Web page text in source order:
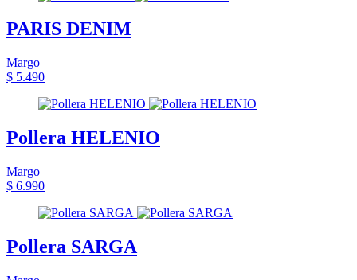
PARIS DENIM
Margo
$ 5.490
Pollera HELENIO
Margo
$ 6.990
Pollera SARGA